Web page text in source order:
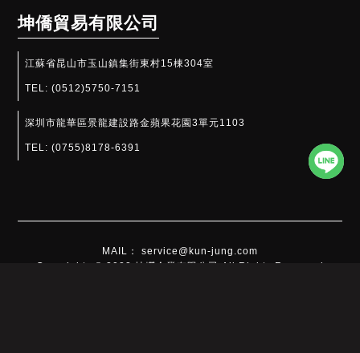
坤僑貿易有限公司
江蘇省昆山市玉山鎮集街東村15棟304室
TEL:(0512)5750-7151
深圳市龍華區景龍建設路金蘋果花園3單元1103
TEL:(0755)8178-6391​
MAIL： service@kun-jung.com
Copyrights © 2022 坤嶸企業有限公司 All Rights Reserved